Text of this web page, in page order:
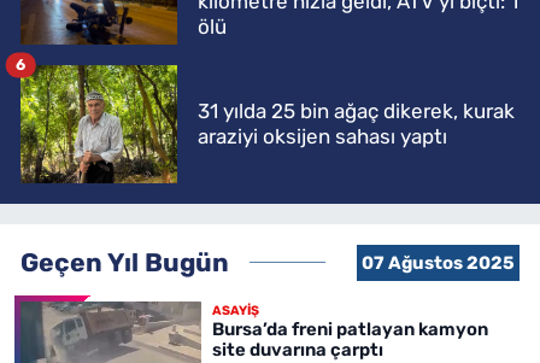
ölü
31 yılda 25 bin ağaç dikerek, kurak
araziyi oksijen sahası yaptı
6
Geçen Yıl Bugün 07 Ağustos 2025
ASAYİŞ
Bursa’da freni patlayan kamyon
site duvarına çarptı